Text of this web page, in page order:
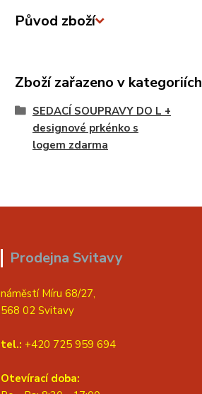
Původ zboží
Zboží zařazeno v kategoriích
SEDACÍ SOUPRAVY DO L +
designové prkénko s
logem zdarma
Prodejna Svitavy
náměstí Míru 68/27,
568 02 Svitavy
tel.: +420 725 959 694
Otevírací doba: